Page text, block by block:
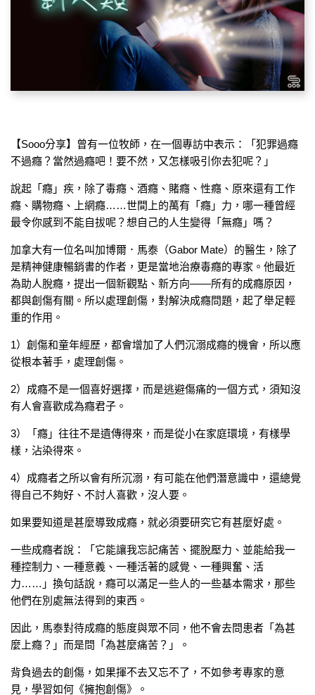
【Sooo分享】曾有一位牧師，在一個專訪中表示：「犯罪過癮
不過癮？當然過癮吧！要不然，又怎樣吸引你去犯呢？」
說起「癮」疾，除了毒癮、酒癮、賭癮、性癮、原來還有工作
癮、購物癮、上網癮……世間上的萬有「癮」力，哪一種曾經
最令你感到不能自拔呢？想自己的人生變得「無癮」嗎？
加拿大有一位名叫加博爾．馬泰（Gabor Mate）的醫生，除了
是精神健康暢銷書的作者，更是當地治療毒癮的專家。他最近
為助人脫癮，提出一個新觀點、新方向——所有的成癮原因，
都與創傷有關。所以處理創傷，對解決成癮問題，起了舉足輕
重的作用。
1）創傷和童年經歷，都會增加了人們沉溺成癮的機會，所以應
從根本著手，處理創傷。
2）成癮不是一個喜好選擇，而是逃避傷痛的一個方式，須知沒
有人會喜歡成為癮君子。
3）「癮」往往不是遺傳得來，而是從小在家庭環境，有樣學
樣，沾染得來。
4）成癮者之所以會有所沉溺，有可能在他們潛意識中，還總覺
得自己不夠好、不討人喜歡，沒人要。
如果要知道是甚麼導致成癮，就必須要研究它有甚麼好處。
一些成癮者說：「它能讓我忘記痛苦、擺脫壓力、並能給我一
種控制力、一種意義、一種活著的感覺、一種興奮、活
力……」換句話說，癮可以滿足一些人的一些基本需求，那些
他們在別處無法得到的東西。
因此，馬泰對待成癮的態度與眾不同，他不會去問患者「為甚
麼上癮？」而是問「為甚麼痛苦？」。
背負過去的創傷，如果揮不去又忘不了，不如參考專家的意
見，學習如何《擁抱創傷》。